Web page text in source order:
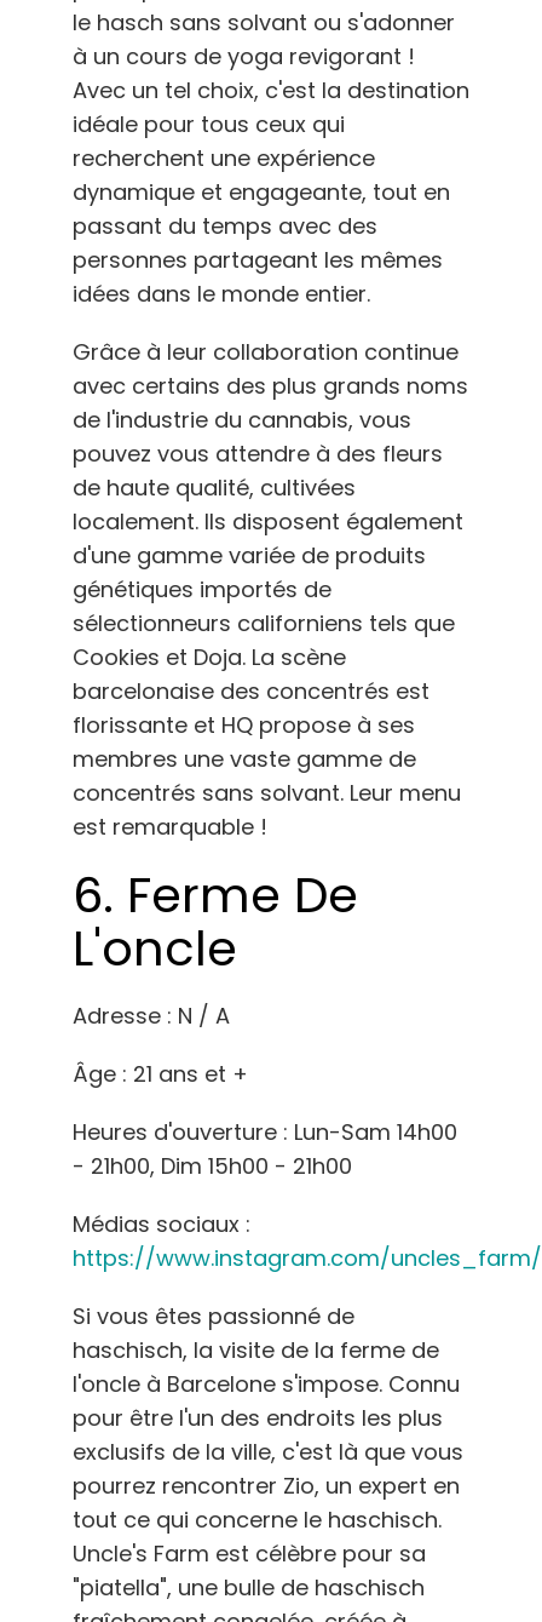
le hasch sans solvant ou s'adonner
à un cours de yoga revigorant !
Avec un tel choix, c'est la destination
idéale pour tous ceux qui
recherchent une expérience
dynamique et engageante, tout en
passant du temps avec des
personnes partageant les mêmes
idées dans le monde entier.
Grâce à leur collaboration continue
avec certains des plus grands noms
de l'industrie du cannabis, vous
pouvez vous attendre à des fleurs
de haute qualité, cultivées
localement. Ils disposent également
d'une gamme variée de produits
génétiques importés de
sélectionneurs californiens tels que
Cookies et Doja. La scène
barcelonaise des concentrés est
florissante et HQ propose à ses
membres une vaste gamme de
concentrés sans solvant. Leur menu
est remarquable !
6. Ferme De
L'oncle
Adresse : N / A
Âge : 21 ans et +
Heures d'ouverture : Lun-Sam 14h00
- 21h00, Dim 15h00 - 21h00
Médias sociaux :
https://www.instagram.com/uncles_farm/
Si vous êtes passionné de
haschisch, la visite de la ferme de
l'oncle à Barcelone s'impose. Connu
pour être l'un des endroits les plus
exclusifs de la ville, c'est là que vous
pourrez rencontrer Zio, un expert en
tout ce qui concerne le haschisch.
Uncle's Farm est célèbre pour sa
"piatella", une bulle de haschisch